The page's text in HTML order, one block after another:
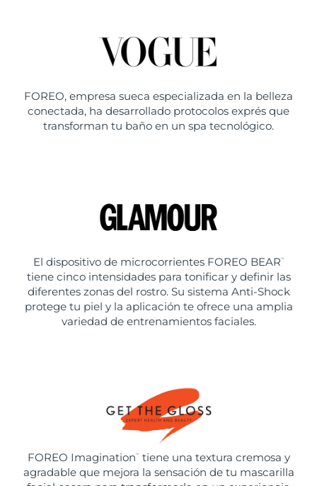
FOREO, empresa sueca especializada en la belleza
conectada, ha desarrollado protocolos exprés que
transforman tu baño en un spa tecnológico.
El dispositivo de microcorrientes FOREO BEAR ™
tiene cinco intensidades para tonificar y definir las
diferentes zonas del rostro. Su sistema Anti-Shock
protege tu piel y la aplicación te ofrece una amplia
variedad de entrenamientos faciales.
FOREO Imagination ™
tiene una textura cremosa y
agradable que mejora la sensación de tu mascarilla